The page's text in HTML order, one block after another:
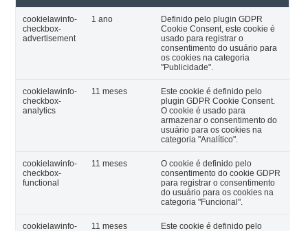
cookielawinfo-
checkbox-
advertisement
1 ano
Definido pelo plugin GDPR
Cookie Consent, este cookie é
usado para registrar o
consentimento do usuário para
os cookies na categoria
"Publicidade".
cookielawinfo-
checkbox-
analytics
11 meses
Este cookie é definido pelo
plugin GDPR Cookie Consent.
O cookie é usado para
armazenar o consentimento do
usuário para os cookies na
categoria "Analítico".
cookielawinfo-
checkbox-
functional
11 meses
O cookie é definido pelo
consentimento do cookie GDPR
para registrar o consentimento
do usuário para os cookies na
categoria "Funcional".
cookielawinfo-
11 meses
Este cookie é definido pelo